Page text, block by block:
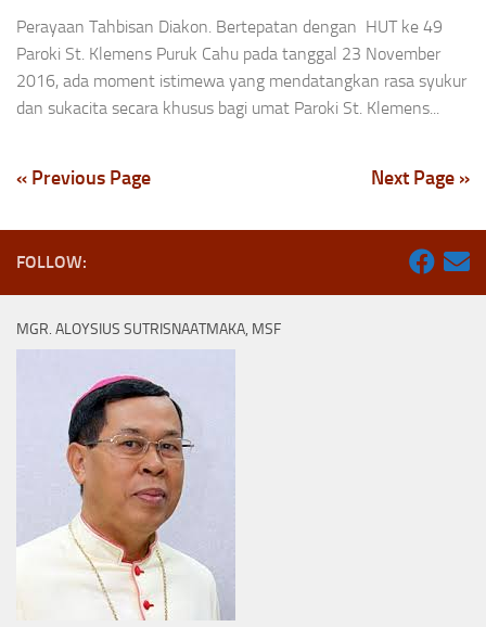
Perayaan Tahbisan Diakon. Bertepatan dengan HUT ke 49
Paroki St. Klemens Puruk Cahu pada tanggal 23 November
2016, ada moment istimewa yang mendatangkan rasa syukur
dan sukacita secara khusus bagi umat Paroki St. Klemens...
« Previous Page Next Page »
FOLLOW:
MGR. ALOYSIUS SUTRISNAATMAKA, MSF